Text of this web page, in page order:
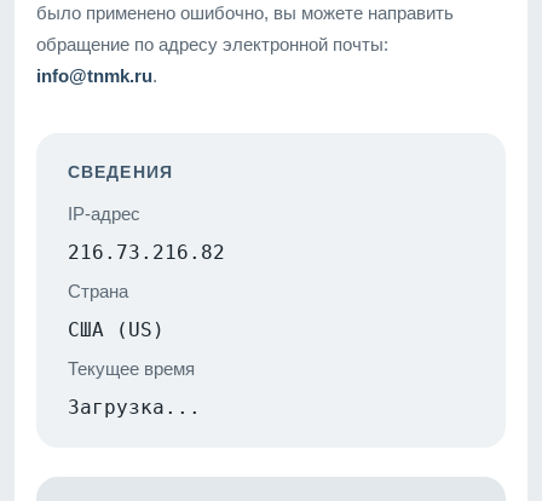
было применено ошибочно, вы можете направить
обращение по адресу электронной почты:
info@tnmk.ru.
СВЕДЕНИЯ
IP-адрес
216.73.216.82
Страна
США (US)
Текущее время
Загрузка...